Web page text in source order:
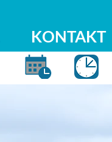
KONTAKT